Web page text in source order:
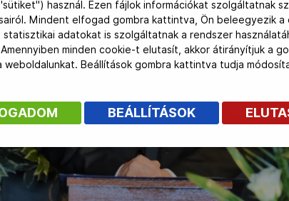
használ. Ezen fájlok információkat szolgáltatnak
Mindent elfogad gombra kattintva, Ön beleegyezik a
statisztikai adatokat is szolgáltatnak a rendszer
minden cookie-t elutasít, akkor átirányítjuk a
weboldalunkat. Beállítások gombra kattintva tudja
BEÁLLÍTÁSOK